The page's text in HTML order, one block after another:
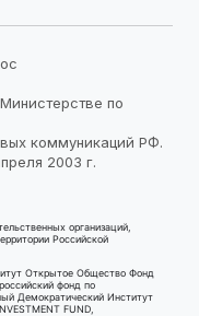
по
коммуникаций РФ.
2003 г.